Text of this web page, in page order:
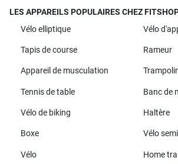
LES APPAREILS POPULAIRES CHEZ
Vélo elliptique
Vélo
Tapis de course Rameur
Appareil de musculation
Tennis de table Banc de
Vélo de biking Haltère
Boxe Vélo
Vélo Home